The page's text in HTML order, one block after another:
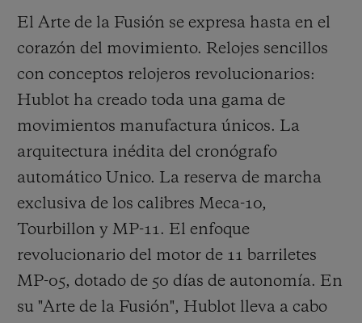
El Arte de la Fusión se expresa hasta en el
corazón del movimiento. Relojes sencillos
con conceptos relojeros revolucionarios:
Hublot ha creado toda una gama de
movimientos manufactura únicos. La
arquitectura inédita del cronógrafo
automático Unico. La reserva de marcha
exclusiva de los calibres Meca-10,
Tourbillon y MP-11. El enfoque
revolucionario del motor de 11 barriletes
MP-05, dotado de 50 días de autonomía. En
su "Arte de la Fusión", Hublot lleva a cabo